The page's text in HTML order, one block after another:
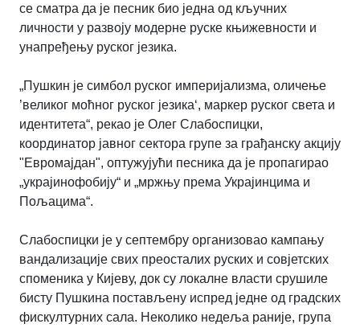
се сматра да је песник био једна од кључних
личности у развоју модерне руске књижевности и
унапређењу руског језика.
„Пушкин је симбол руског империјализма, оличење
’великог моћног руског језика‘, маркер руског света и
идентитета“, рекао је Олег Слабоспицки,
координатор јавног сектора групе за грађанску акцију
"Евромајдан", оптужујући песника да је пропагирао
„украјинофобију“ и „мржњу према Украјинцима и
Пољацима“.
Слабоспицки је у септембру организовао кампању
вандализације свих преосталих руских и совјетских
споменика у Кијеву, док су локалне власти срушиле
бисту Пушкина постављену испред једне од градских
фискултурних сала. Неколико недеља раније, група